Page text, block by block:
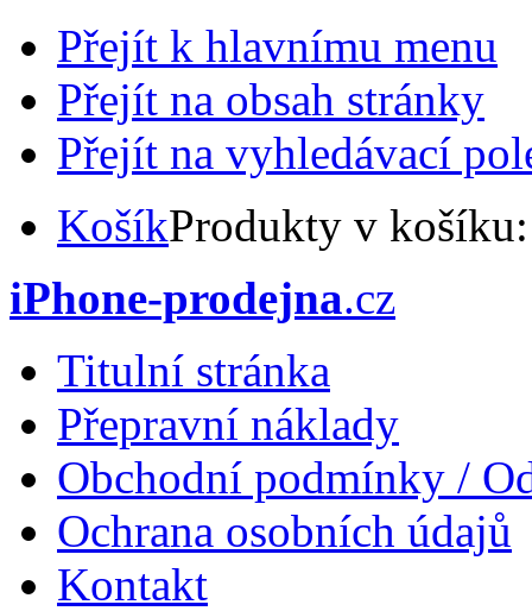
Přejít k hlavnímu menu
Přejít na obsah stránky
Přejít na vyhledávací
KošíkProdukty v
iPhone-prodejna.cz
Titulní stránka
Přepravní náklady
Obchodní podmínky /
Ochrana osobních údajů
Kontakt